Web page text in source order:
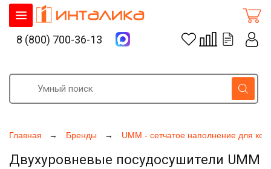
Главная Бренды UMM - сетчатое наполнение для
Двухуровневые посудосушители UMM
8 (800) 700-36-13